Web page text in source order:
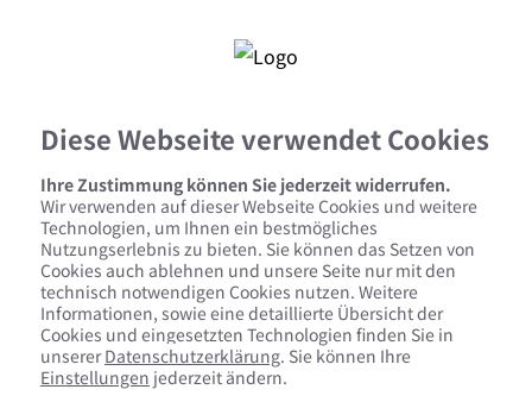
Dezentrale Wohnraumlüftung
Ihre flexible Lüftungsanlage
Bei der energetischen Sanierung von Altbauten ist
eine zentrale Lüftungsanlage oft keine Option, da
der Einbau sehr kompliziert und vor allem bei
Diese Webseite verwendet Cookies
Ihre Zustimmung können Sie jederzeit widerrufen.
Wir verwenden auf dieser Webseite Cookies und weitere
Technologien, um Ihnen ein bestmögliches
Nutzungserlebnis zu bieten. Sie können das Setzen von
Cookies auch ablehnen und unsere Seite nur mit den
technisch notwendigen Cookies nutzen. Weitere
Informationen, sowie eine detaillierte Übersicht der
Cookies und eingesetzten Technologien finden Sie in
unsererDatenschutzerklärung. Sie können Ihre
Einstellungen jederzeit ändern.